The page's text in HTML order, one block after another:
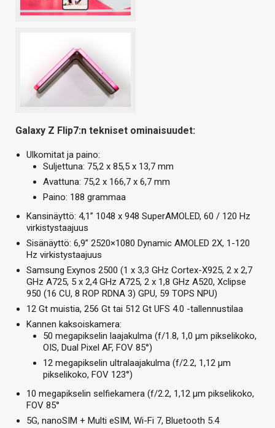
Galaxy Z Flip7:n tekniset ominaisuudet:
Ulkomitat ja paino:
Suljettuna: 75,2 x 85,5 x 13,7 mm
Avattuna: 75,2 x 166,7 x 6,7 mm
Paino: 188 grammaa
Kansinäyttö: 4,1” 1048 x 948 SuperAMOLED, 60 / 120 Hz
virkistystaajuus
Sisänäyttö: 6,9” 2520×1080 Dynamic AMOLED 2X, 1-120
Hz virkistystaajuus
Samsung Exynos 2500 (1 x 3,3 GHz Cortex-X925, 2 x 2,7
GHz A725, 5 x 2,4 GHz A725, 2 x 1,8 GHz A520, Xclipse
950 (16 CU, 8 ROP RDNA 3) GPU, 59 TOPS NPU)
12 Gt muistia, 256 Gt tai 512 Gt UFS 4.0 -tallennustilaa
Kannen kaksoiskamera:
50 megapikselin laajakulma (f/1.8, 1,0 µm pikselikoko,
OIS, Dual Pixel AF, FOV 85°)
12 megapikselin ultralaajakulma (f/2.2, 1,12 µm
pikselikoko, FOV 123°)
10 megapikselin selfiekamera (f/2.2, 1,12 µm pikselikoko,
FOV 85°
5G, nanoSIM + Multi eSIM, Wi-Fi 7, Bluetooth 5.4